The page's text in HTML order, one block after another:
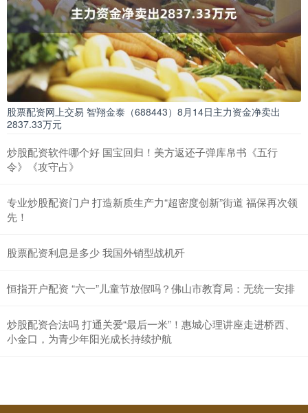
股票配资网上交易 智翔金泰（688443）8月14日主力资金净卖出
2837.33万元
炒股配资软件哪个好 国宝回归！美方返还子弹库帛书《五行
令》《攻守占》
专业炒股配资门户 ​打造新质生产力“超密度创新”街道 福保再次领
先！
股票配资利息是多少 我国外销型战机歼
恒指开户配资 “六一”儿童节放假吗？佛山市教育局：无统一安排
炒股配资合法吗 打通关爱“最后一米”！惠城心理讲座走进桥西、
小金口，为青少年阳光成长持续护航